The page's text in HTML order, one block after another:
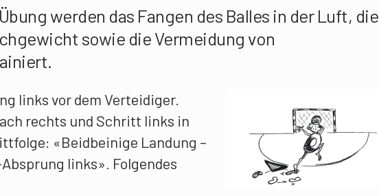
werden das Fangen des Balles in der Luft, die
sowie die Vermeidung von
links vor dem Verteidiger.
rechts und Schritt links in
«Beidbeinige Landung –
links». Folgendes